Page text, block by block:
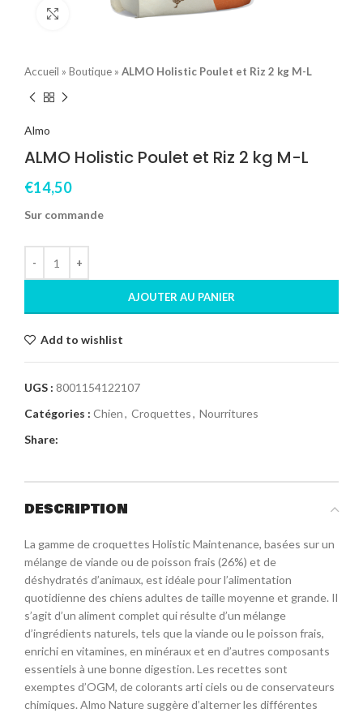
Click to enlarge
Accueil » Boutique » ALMO Holistic Poulet et Riz 2 kg M-L
Almo
ALMO Holistic Poulet et Riz 2 kg M-L
€14,50
Sur commande
AJOUTER AU PANIER
Add to wishlist
UGS : 8001154122107
Catégories : Chien, Croquettes, Nourritures
Share:
DESCRIPTION
La gamme de croquettes Holistic Maintenance, basées sur un
mélange de viande ou de poisson frais (26%) et de
déshydratés d’animaux, est idéale pour l’alimentation
quotidienne des chiens adultes de taille moyenne et grande. Il
s’agit d’un aliment complet qui résulte d’un mélange
d’ingrédients naturels, tels que la viande ou le poisson frais,
enrichi en vitamines, en minéraux et en d’autres composants
essentiels à une bonne digestion. Les recettes sont
exemptes d’OGM, de colorants arti ciels ou de conservateurs
chimiques. Almo Nature suggère d’alterner les différentes